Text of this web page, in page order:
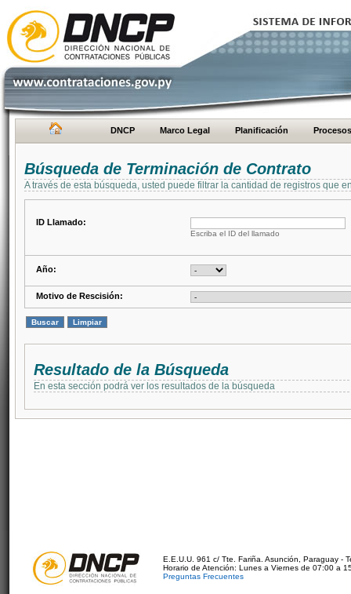
DNCP Marco Legal Planificación Procesos
Búsqueda de Terminación de Contrato
A través de esta búsqueda, usted puede filtrar la cantidad de registros que
ID Llamado:
Escriba el ID del llamado
Año:
Motivo de Rescisión:
Resultado de la Búsqueda
En esta sección podrá ver los resultados de la búsqueda
E.E.U.U. 961 c/ Tte. Fariña. Asunción, Paraguay -
Horario de Atención: Lunes a Viernes de 07:00 a
Preguntas Frecuentes